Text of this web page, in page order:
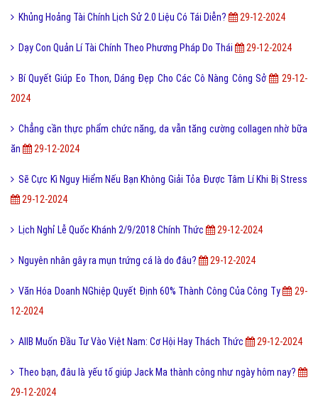
Khủng Hoảng Tài Chính Lịch Sử 2.0 Liệu Có Tái Diễn? 29-12-2024
Dạy Con Quản Lí Tài Chính Theo Phương Pháp Do Thái 29-12-2024
Bí Quyết Giúp Eo Thon, Dáng Đẹp Cho Các Cô Nàng Công Sở
29-12-
2024
Chẳng cần thực phẩm chức năng, da vẫn tăng cường collagen nhờ bữa
ăn
29-12-2024
Sẽ Cực Kì Nguy Hiểm Nếu Bạn Không Giải Tỏa Được Tâm Lí Khi Bị Stress
29-12-2024
Lịch Nghỉ Lễ Quốc Khánh 2/9/2018 Chính Thức 29-12-2024
Nguyên nhân gây ra mụn trứng cá là do đâu? 29-12-2024
Văn Hóa Doanh NGhiệp Quyết Định 60% Thành Công Của Công Ty
29-
12-2024
AIIB Muốn Đầu Tư Vào Việt Nam: Cơ Hội Hay Thách Thức 29-12-2024
Theo bạn, đâu là yếu tố giúp Jack Ma thành công như ngày hôm nay?
29-12-2024